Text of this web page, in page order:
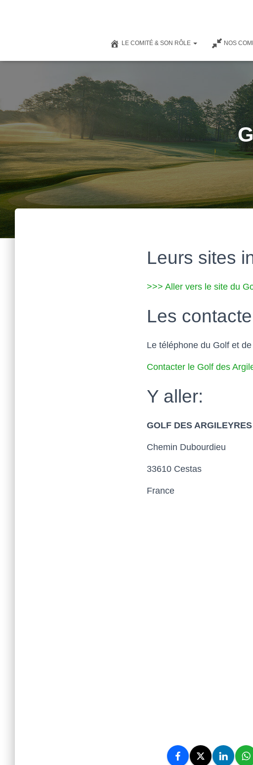
LE COMITÉ & SON RÔLE NOS
Leurs sites
>>> Aller vers le site du
Les
Le téléphone du Golf et
Contacter le Golf des
Y aller:
GOLF DES ARGILEYRES
Chemin Dubourdieu
33610 Cestas
France